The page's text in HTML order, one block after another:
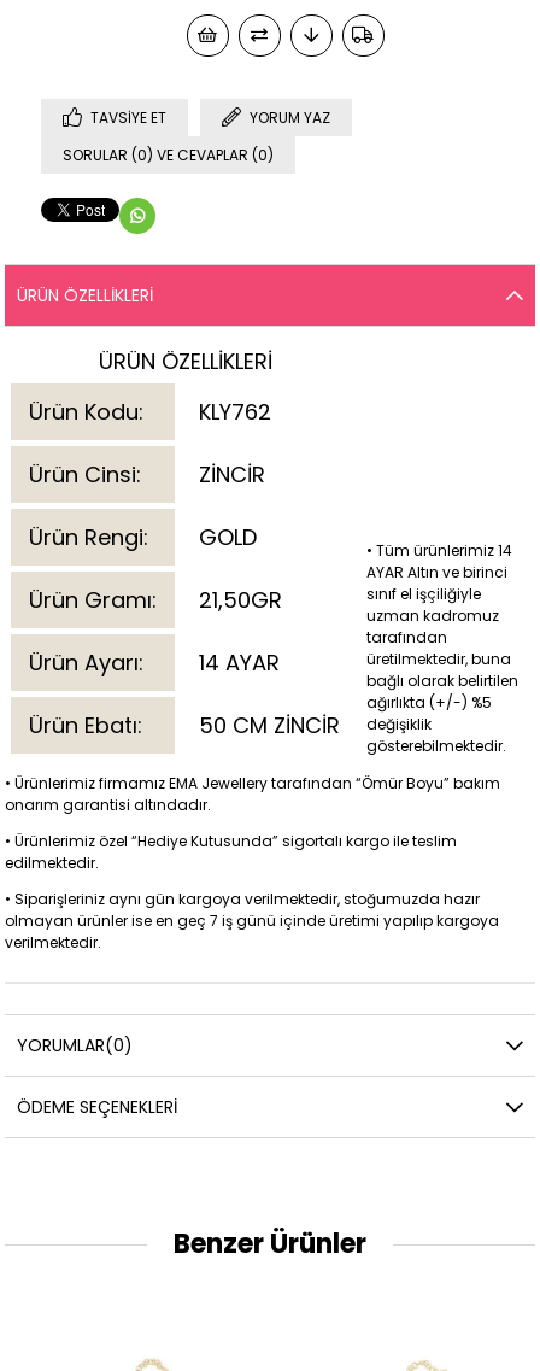
TAVSIYE ET
YORUM YAZ
SORULAR (0) VE CEVAPLAR (0)
ÜRÜN ÖZELLIKLERI
ÜRÜN ÖZELLİKLERİ
Ürün Kodu:
KLY762
Ürün Cinsi: ZİNCİR
Ürün Rengi: GOLD
Ürün Gramı: 21,50GR
Ürün Ayarı: 14 AYAR
Ürün Ebatı: 50 CM ZİNCİR
• Tüm ürünlerimiz 14
AYAR Altın ve birinci
sınıf el işçiliğiyle
uzman kadromuz
tarafından
üretilmektedir, buna
bağlı olarak belirtilen
ağırlıkta (+/-) %5
değişiklik
gösterebilmektedir.
• Ürünlerimiz firmamız EMA Jewellery tarafından “Ömür Boyu” bakım
onarım garantisi altındadır.
• Ürünlerimiz özel “Hediye Kutusunda” sigortalı kargo ile teslim
edilmektedir.
• Siparişleriniz aynı gün kargoya verilmektedir, stoğumuzda hazır
olmayan ürünler ise en geç 7 iş günü içinde üretimi yapılıp kargoya
verilmektedir.
YORUMLAR(0)
ÖDEME SEÇENEKLERI
Benzer Ürünler